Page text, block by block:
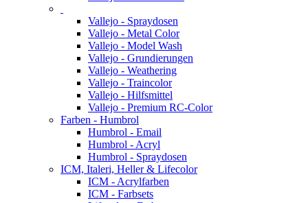
Vallejo - Spraydosen
Vallejo - Metal Color
Vallejo - Model Wash
Vallejo - Grundierungen
Vallejo - Weathering
Vallejo - Traincolor
Vallejo - Hilfsmittel
Vallejo - Premium RC-Color
Farben - Humbrol
Humbrol - Email
Humbrol - Acryl
Humbrol - Spraydosen
ICM, Italeri, Heller & Lifecolor
ICM - Acrylfarben
ICM - Farbsets